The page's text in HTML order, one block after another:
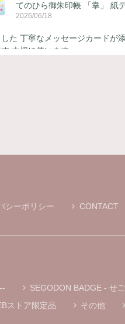
てのひら御朱印帳 「掌」 紙
2026/06/18
た 丁寧なメッセージカード
大切に使います
ました！ 本日届きましたがホ
« マグニョン キーホルダー付
① マルニョン
2025/11/30
シーポリシー CONTACT
SEGODON BADGE - せ
ストア限定品 その他